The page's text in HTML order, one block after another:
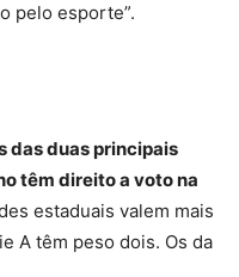
pelo esporte”.
das duas principais
têm direito a voto na
estaduais valem mais
A têm peso dois. Os da